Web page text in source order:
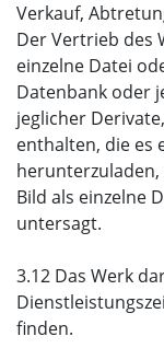
Verkauf,
Der Vertrieb des
einzelne Datei
Datenbank oder
jeglicher
enthalten, die es
herunterzuladen,
Bild als einzelne
untersagt.
3.12 Das Werk
finden.